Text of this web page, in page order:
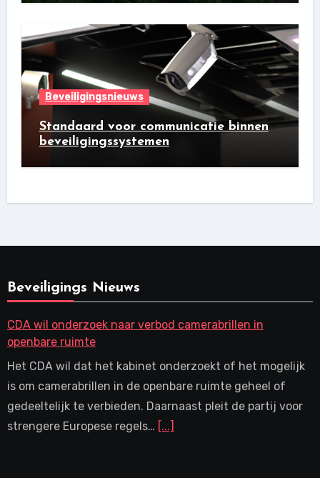
Beveiligingsnieuws
Standaard voor communicatie binnen
beveiligingssystemen
Beveiligings Nieuws
CDA wil onderzoek naar verbod camerabrillen in
openbare ruimte
Het CDA wil dat het kabinet onderzoekt of het mogelijk
is om camerabrillen in de openbare ruimte geheel of
gedeeltelijk te verbieden. Daarnaast pleit de partij voor
strengere Europese regels… [...]